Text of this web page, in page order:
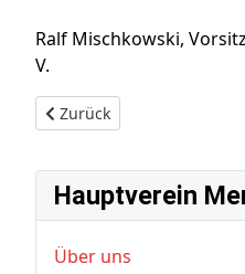
Ralf Mischkowski,
V.
Vorheriger Beitrag:
Zurück
Hauptverein
Über uns